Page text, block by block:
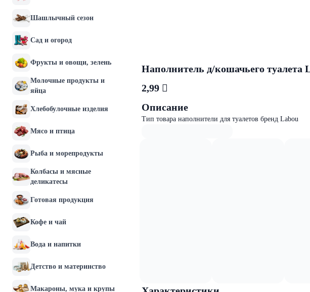
Шашлычный сезон
Сад и огород
Фрукты и овощи, зелень
Молочные продукты и
яйца
Хлебобулочные изделия
Мясо и птица
Рыба и морепродукты
Колбасы и мясные
деликатесы
Готовая продукция
Кофе и чай
Вода и напитки
Детство и материнство
Макароны, мука и крупы
Наполнитель д/кошачьего
2,99 
Описание
Тип товара наполнители для туалетов бренд Labou